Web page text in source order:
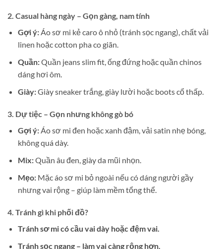
2. Casual hàng ngày – Gọn gàng, nam tính
Gợi ý:Áo sơ mi kẻ caro ô nhỏ (tránh sọc ngang), chất vải
linen hoặc cotton pha co giãn.
Quần:Quần jeans slim fit, ống đứng hoặc quần chinos
dáng hơi ôm.
Giày:Giày sneaker trắng, giày lười hoặc boots cổ thấp.
3. Dự tiệc – Gọn nhưng không gò bó
Gợi ý:Áo sơ mi đen hoặc xanh đậm, vải satin nhẹ bóng,
không quá dày.
Mix:Quần âu đen, giày da mũi nhọn.
Mẹo:Mặc áo sơ mi bỏ ngoài nếu có dáng người gầy
nhưng vai rộng – giúp làm mềm tổng thể.
4. Tránh gì khi phối đồ?
Tránh sơ mi có cầu vai dày hoặc đệm vai.
Tránh sọc ngang – làm vai càng rộng hơn.